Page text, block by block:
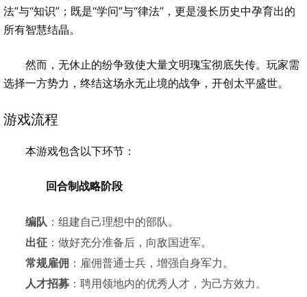
法”与“知识”；既是“学问”与“律法”，更是漫长历史中孕育出的
所有智慧结晶。
然而，无休止的纷争致使大量文明瑰宝彻底失传。玩家需
选择一方势力，终结这场永无止境的战争，开创太平盛世。
游戏流程
本游戏包含以下环节：
回合制战略阶段
编队 ：组建自己理想中的部队。
出征 ：做好充分准备后，向敌国进军。
常规雇佣 ：雇佣普通士兵，增强自身军力。
人才招募 ：聘用领地内的优秀人才，为己方效力。